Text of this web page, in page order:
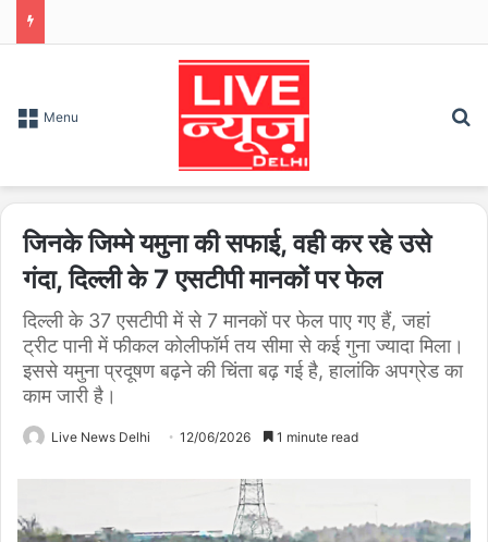
Menu
जिनके जिम्मे यमुना की सफाई, वही कर रहे उसे
गंदा, दिल्ली के 7 एसटीपी मानकों पर फेल
दिल्ली के 37 एसटीपी में से 7 मानकों पर फेल पाए गए हैं, जहां
ट्रीट पानी में फीकल कोलीफॉर्म तय सीमा से कई गुना ज्यादा मिला।
इससे यमुना प्रदूषण बढ़ने की चिंता बढ़ गई है, हालांकि अपग्रेड का
काम जारी है।
Live News Delhi 12/06/2026 1 minute read